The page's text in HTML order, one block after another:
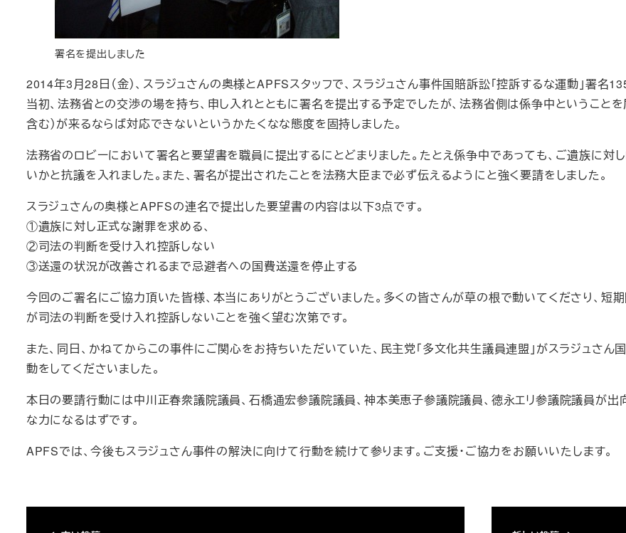
署名を提出しました
2014年3月28日（金）、スラジュさんの奥様とAPFSスタッフで、スラジュさん事件国賠訴訟「控訴するな運動」署名
当初、法務省との交渉の場を持ち、申し入れとともに署名を提出する予定でしたが、法務省側は係争中ということ
含む）が来るならば対応できないというかたくなな態度を固持しました。
法務省のロビーにおいて署名と要望書を職員に提出するにとどまりました。たとえ係争中であっても、ご遺族に
いかと抗議を入れました。また、署名が提出されたことを法務大臣まで必ず伝えるようにと強く要請をしました。
スラジュさんの奥様とAPFSの連名で提出した要望書の内容は以下3点です。
①遺族に対し正式な謝罪を求める、
②司法の判断を受け入れ控訴しない
③送還の状況が改善されるまで忌避者への国費送還を停止する
今回のご署名にご協力頂いた皆様、本当にありがとうございました。多くの皆さんが草の根で動いてくださり、短
が司法の判断を受け入れ控訴しないことを強く望む次第です。
また、同日、かねてからこの事件にご関心をお持ちいただいていた、民主党「多文化共生議員連盟」がスラジュさ
動をしてくださいました。
本日の要請行動には中川正春衆議院議員、石橋通宏参議院議員、神本美恵子参議院議員、徳永エリ参議院議員が出
な力になるはずです。
APFSでは、今後もスラジュさん事件の解決に向けて行動を続けて参ります。ご支援・ご協力をお願いいたします。